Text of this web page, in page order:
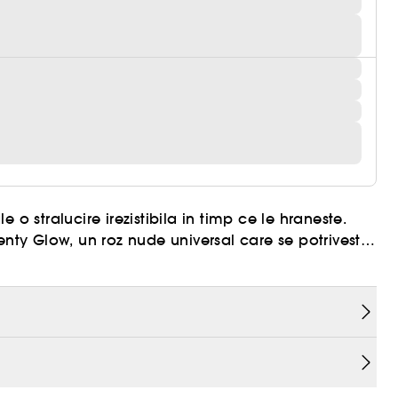
o stralucire irezistibila in timp ce le hraneste.
Glow, un roz nude universal care se potriveste
formulei sale bogate in unt de shea si arata mai